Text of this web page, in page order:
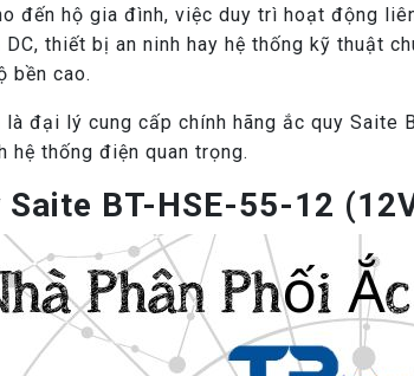
đến hộ gia đình, việc duy trì hoạt động
DC, thiết bị an ninh hay hệ thống kỹ thuật
bền cao.
là đại lý cung cấp chính hãng ắc quy
hệ thống điện quan trọng.
Saite BT-HSE-55-12